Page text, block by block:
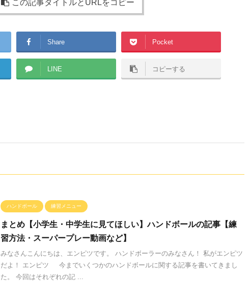
この記事タイトルとURLをコピー
Share Pocket
LINE コピーする
ハンドボール 練習メニュー
まとめ【小学生・中学生に見てほしい】ハンドボールの記事【練
習方法・スーパープレー動画など】
みなさんこんにちは、エンピツです。 ハンドボーラーのみなさん！ 私がエンピツ
だよ！ エンピツ 今までいくつかのハンドボールに関する記事を書いてきまし
た。 今回はそれぞれの記 ...